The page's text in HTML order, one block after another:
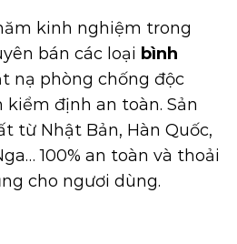
kinh nghiệm trong
bán các loại bình
nạ phòng chống độc
định an toàn. Sản
từ Nhật Bản, Hàn Quốc,
100% an toàn và thoải
cho ngươi dùng.